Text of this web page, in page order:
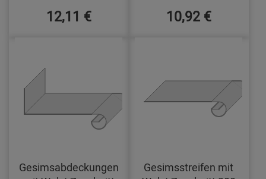
12,11 € 10,92 €
Gesimsabdeckungen
Gesimsstreifen mit